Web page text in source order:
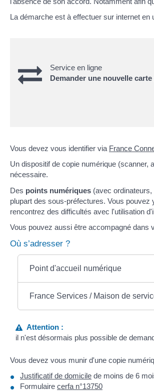
La démarche est à effectuer sur internet en
Service en ligne
Demander une nouvelle
Vous devez vous identifier via France
Un dispositif de copie numérique (scanner,
nécessaire.
Des points numériques (avec
plupart des sous-préfectures. Vous
rencontrez des difficultés avec l'utilisation
Vous pouvez aussi être accompagné dans
Où s’adresser ?
Point d'accueil numérique
France Services / Maison de
Attention :
il n'est désormais plus possible de
Vous devez vous munir d'une copie
Justificatif de domicile de moins de 6
Formulaire cerfa n°13750